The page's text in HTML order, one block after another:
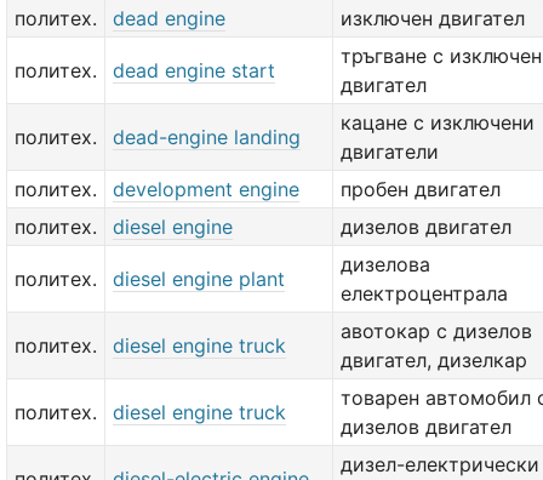
политех.
dead engine изключен двигател
политех. dead engine start
тръгване с изключен
двигател
политех. dead-engine landing
кацане с изключени
двигатели
политех.
development engine
пробен двигател
политех.
diesel engine дизелов двигател
политех. diesel engine plant
дизелова
електроцентрала
политех. diesel engine truck
авотокар с дизелов
двигател, дизелкар
политех. diesel engine truck
товарен автомобил
дизелов двигател
дизел-електрически